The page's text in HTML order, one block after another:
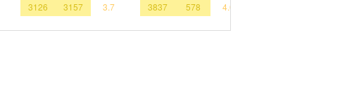
3126 3157 3.7 3837 578 4.0